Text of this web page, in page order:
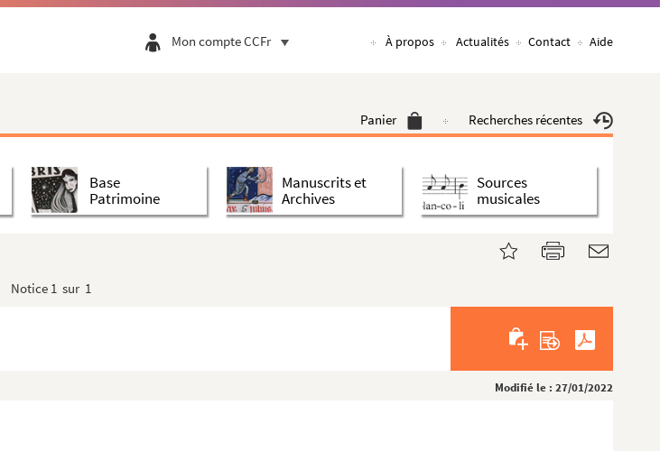
Mon compte CCFr À propos Actualités Contact Aide
Panier Recherches récentes
Base
Patrimoine
Manuscrits et
Archives
Sources
musicales
Notice 1 sur 1
Modifié le : 27/01/2022